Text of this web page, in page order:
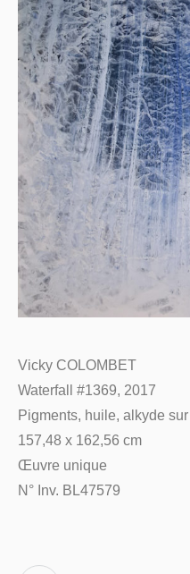
Vicky COLOMBET
Waterfall #1369, 2017
Pigments, huile, alkyde
157,48 x 162,56 cm
Œuvre unique
N° Inv. BL47579